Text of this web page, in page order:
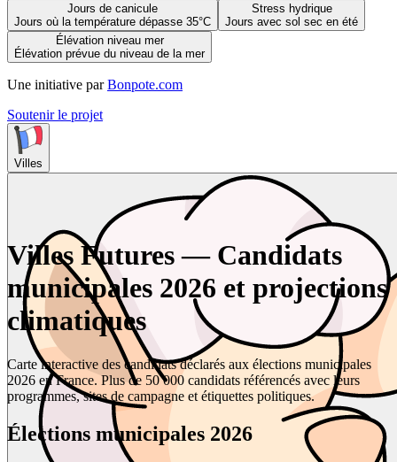
Jours de canicule
Jours où la température dépasse 35°C
Stress hydrique
Jours avec sol sec en été
Élévation niveau mer
Élévation prévue du niveau de la mer
Une initiative par Bonpote.com
Soutenir le projet
Villes
Villes Futures — Candidats
municipales 2026 et projections
climatiques
Carte interactive des candidats déclarés aux élections municipales
2026 en France. Plus de 50 000 candidats référencés avec leurs
programmes, sites de campagne et étiquettes politiques.
Élections municipales 2026